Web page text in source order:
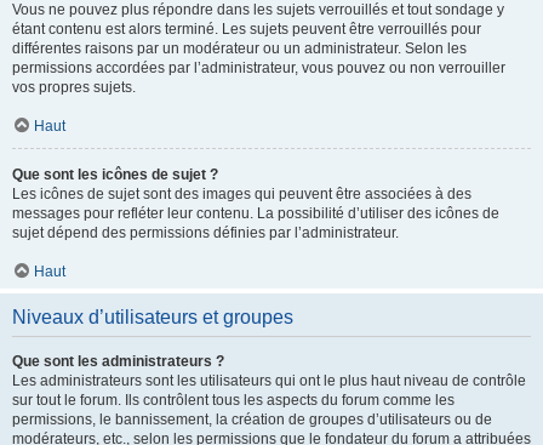
Vous ne pouvez plus répondre dans les sujets verrouillés et tout sondage y
étant contenu est alors terminé. Les sujets peuvent être verrouillés pour
différentes raisons par un modérateur ou un administrateur. Selon les
permissions accordées par l’administrateur, vous pouvez ou non verrouiller
vos propres sujets.
Haut
Que sont les icônes de sujet ?
Les icônes de sujet sont des images qui peuvent être associées à des
messages pour refléter leur contenu. La possibilité d’utiliser des icônes de
sujet dépend des permissions définies par l’administrateur.
Haut
Niveaux d’utilisateurs et groupes
Que sont les administrateurs ?
Les administrateurs sont les utilisateurs qui ont le plus haut niveau de contrôle
sur tout le forum. Ils contrôlent tous les aspects du forum comme les
permissions, le bannissement, la création de groupes d’utilisateurs ou de
modérateurs, etc., selon les permissions que le fondateur du forum a attribuées